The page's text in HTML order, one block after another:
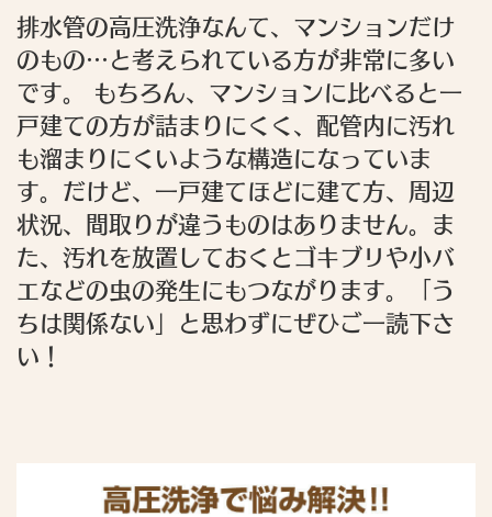
排水管の高圧洗浄なんて、マンションだけ
のもの…と考えられている方が非常に多い
です。 もちろん、マンションに比べると一
戸建ての方が詰まりにくく、配管内に汚れ
も溜まりにくいような構造になっていま
す。だけど、一戸建てほどに建て方、周辺
状況、間取りが違うものはありません。ま
た、汚れを放置しておくとゴキブリや小バ
エなどの虫の発生にもつながります。「う
ちは関係ない」と思わずにぜひご一読下さ
い！